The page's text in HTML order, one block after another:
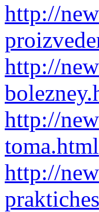
http://
http://
http://
toma.html
http://